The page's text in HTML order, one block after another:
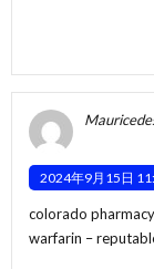
2024年9月15日
colorado
warfarin –